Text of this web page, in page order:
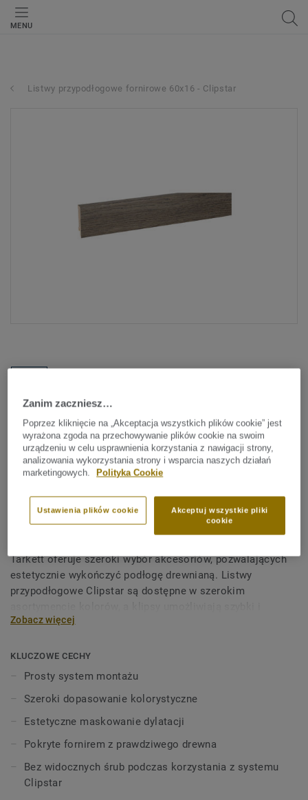
MENU
Listwy przypodłogowe fornirowe 60x16 - Clipstar
Sprawdź wszystkie wzory (33)
Akcesoria
Listwy przypodłogowe
fornirowe 60x16 - Clipstar -
OAK STONE GREY
Tarkett oferuje szeroki wybór akcesoriów, pozwalających
estetycznie wykończyć podłogę drewnianą. Listwy
przypodłogowe Clipstar są dostępne w szerokim
bezproblemowy montaż. Listwy można instalować za
dostosowane do systemu Clipstar. Ponieważ drewno jest
materiałem żywym, zawsze należy pozostawić przestrzeń -
szczelinę dylatacyjną - 1,5 mm na metr podłogi lub co
najmniej 8-10 mm między podłogą a ścianami lub innymi
elementami konstrukcyjnymi.
Drewno jest produktem naturalnym. Mogą występować
różnice w kolorze i strukturze.
Zobacz więcej
KLUCZOWE CECHY
Prosty system montażu
Szeroki dopasowanie kolorystyczne
Estetyczne maskowanie dylatacji
Pokryte fornirem z prawdziwego drewna
Bez widocznych śrub podczas korzystania z systemu
Clipstar
Zanim zaczniesz…
Poprzez kliknięcie na „Akceptacja wszystkich plików cookie” jest
wyrażona zgoda na przechowywanie plików cookie na swoim
urządzeniu w celu usprawnienia korzystania z nawigacji strony,
analizowania wykorzystania strony i wsparcia naszych działań
marketingowych.
Polityka Cookie
Akceptuj wszystkie pliki
cookie
Ustawienia plików cookie